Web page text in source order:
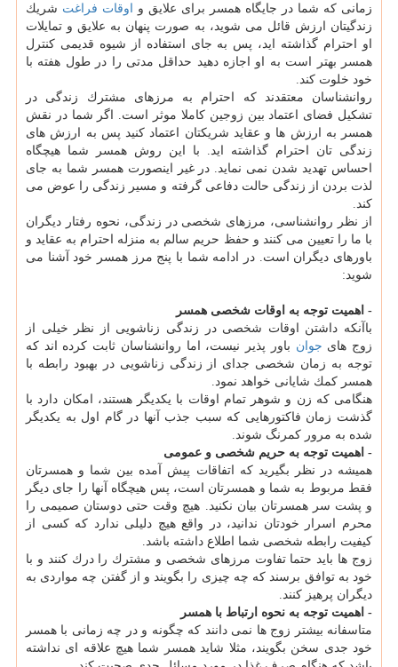
زمانی كه شما در جایگاه همسر برای علایق و
اوقات فراغت شریك
زندگیتان ارزش قائل می شوید، به صورت پنهان به علایق و تمایلات
او احترام گذاشته اید، پس به جای استفاده از شیوه قدیمی كنترل
همسر بهتر است به او اجازه دهید حداقل مدتی را در طول هفته با
خود خلوت كند.
روانشناسان معتقدند كه احترام به مرزهای مشترك زندگی در
تشكیل فضای اعتماد بین زوجین كاملا موثر است. اگر شما در نقش
همسر به ارزش ها و عقاید شریكتان اعتماد كنید پس به ارزش های
زندگی تان احترام گذاشته اید. با این روش همسر شما هیچگاه
احساس تهدید شدن نمی نماید. در غیر اینصورت همسر شما به جای
لذت بردن از زندگی حالت دفاعی گرفته و مسیر زندگی را عوض می
كند.
از نظر روانشناسی، مرزهای شخصی در زندگی، نحوه رفتار دیگران
با ما را تعیین می كنند و حفظ حریم سالم به منزله احترام به عقاید و
باورهای دیگران است. در ادامه شما با پنج مرز همسر خود آشنا می
شوید:
- اهمیت توجه به اوقات شخصی همسر
باآنكه داشتن اوقات شخصی در زندگی زناشویی از نظر خیلی از
زوج های جوان باور پذیر نیست، اما روانشناسان ثابت كرده اند كه
توجه به زمان شخصی جدای از زندگی زناشویی در بهبود رابطه با
همسر كمك شایانی خواهد نمود.
هنگامی كه زن و شوهر تمام اوقات با یكدیگر هستند، امكان دارد با
گذشت زمان فاكتورهایی كه سبب جذب آنها در گام اول به یكدیگر
شده به مرور كمرنگ شوند.
- اهمیت توجه به حریم شخصی و عمومی
همیشه در نظر بگیرید كه اتفاقات پیش آمده بین شما و همسرتان
فقط مربوط به شما و همسرتان است، پس هیچگاه آنها را جای دیگر
و پشت سر همسرتان بیان نكنید. هیچ وقت حتی دوستان صمیمی را
محرم اسرار خودتان ندانید، در واقع هیچ دلیلی ندارد كه كسی از
كیفیت رابطه شخصی شما اطلاع داشته باشد.
زوج ها باید حتما تفاوت مرزهای شخصی و مشترك را درك كنند و با
خود به توافق برسند كه چه چیزی را بگویند و از گفتن چه مواردی به
دیگران پرهیز كنند.
- اهمیت توجه به نحوه ارتباط با همسر
متاسفانه بیشتر زوج ها نمی دانند كه چگونه و در چه زمانی با همسر
خود جدی سخن بگویند، مثلا شاید همسر شما هیچ علاقه ای نداشته